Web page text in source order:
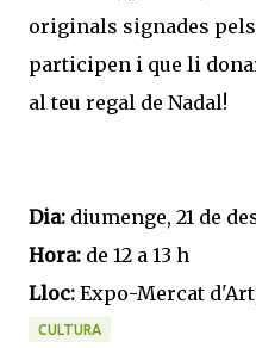
originals signades
participen i que li
al teu regal de Nadal!
Dia: diumenge, 21 de
Hora: de 12 a 13 h
Lloc: Expo-Mercat
CULTURA